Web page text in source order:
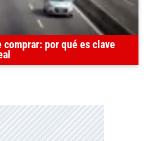
comprar: por qué es clave